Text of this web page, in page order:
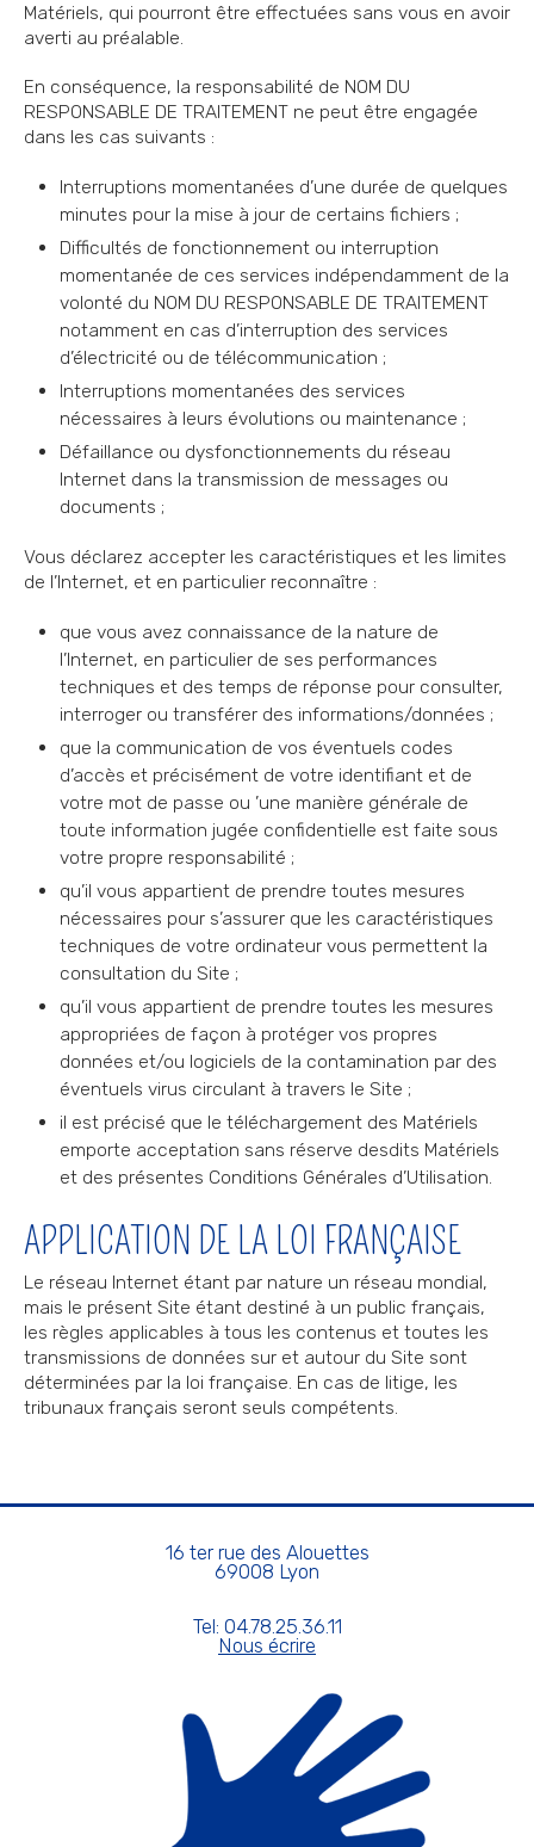
Matériels, qui pourront être effectuées sans vous en avoir
averti au préalable.
En conséquence, la responsabilité de NOM DU
RESPONSABLE DE TRAITEMENT ne peut être engagée
dans les cas suivants :
Interruptions momentanées d’une durée de quelques
minutes pour la mise à jour de certains fichiers ;
Difficultés de fonctionnement ou interruption
momentanée de ces services indépendamment de la
volonté du NOM DU RESPONSABLE DE TRAITEMENT
notamment en cas d’interruption des services
d’électricité ou de télécommunication ;
Interruptions momentanées des services
nécessaires à leurs évolutions ou maintenance ;
Défaillance ou dysfonctionnements du réseau
Internet dans la transmission de messages ou
documents ;
Vous déclarez accepter les caractéristiques et les limites
de l’Internet, et en particulier reconnaître :
que vous avez connaissance de la nature de
l’Internet, en particulier de ses performances
techniques et des temps de réponse pour consulter,
interroger ou transférer des informations/données ;
que la communication de vos éventuels codes
d’accès et précisément de votre identifiant et de
votre mot de passe ou ’une manière générale de
toute information jugée confidentielle est faite sous
votre propre responsabilité ;
qu’il vous appartient de prendre toutes mesures
nécessaires pour s’assurer que les caractéristiques
techniques de votre ordinateur vous permettent la
consultation du Site ;
qu’il vous appartient de prendre toutes les mesures
appropriées de façon à protéger vos propres
données et/ou logiciels de la contamination par des
éventuels virus circulant à travers le Site ;
il est précisé que le téléchargement des Matériels
emporte acceptation sans réserve desdits Matériels
et des présentes Conditions Générales d’Utilisation.
APPLICATION DE LA LOI FRANÇAISE
Le réseau Internet étant par nature un réseau mondial,
mais le présent Site étant destiné à un public français,
les règles applicables à tous les contenus et toutes les
transmissions de données sur et autour du Site sont
déterminées par la loi française. En cas de litige, les
tribunaux français seront seuls compétents.
16 ter rue des Alouettes
69008 Lyon
Tel: 04.78.25.36.11
Nous écrire